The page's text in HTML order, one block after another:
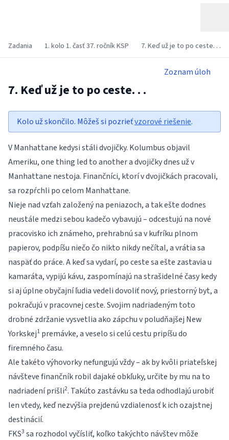
Zadania 1. kolo 1. časť 37. ročník KSP 7. Keď už je to po ceste. . .
Zoznam úloh
7. Keď už je to po ceste. . .
Kolo už skončilo. Môžeš si pozrieťvzorové riešenie.
V Manhattane kedysi stáli dvojičky. Kolumbus objavil
Ameriku, one thing led to another a dvojičky dnes už v
Manhattane nestoja. Finančníci, ktorí v dvojičkách pracovali,
sa rozpŕchli po celom Manhattane.
Nieje nad vzťah založený na peniazoch, a tak ešte dodnes
neustále medzi sebou kadečo vybavujú – odcestujú na nové
pracovisko ich známeho, prehrabnú sa v kufríku plnom
papierov, podpíšu niečo čo nikto nikdy nečítal, a vrátia sa
naspäť do práce. A keď sa vydarí, po ceste sa ešte zastavia u
kamaráta, vypijú kávu, zaspomínajú na strašidelné časy kedy
si aj úplne obyčajní ľudia vedeli dovoliť nový, priestorný byt, a
pokračujú v pracovnej ceste. Svojim nadriadeným toto
drobné zdržanie vysvetlia ako zápchu v poludňajšej New
Yorkskej1 premávke, a veselo si celú cestu pripíšu do
firemného času.
Ale takéto výhovorky nefungujú vždy – ak by kvôli priateľskej
návšteve finančník robil dajaké obkľuky, určite by mu na to
nadriadení prišli2. Takúto zastávku sa teda odhodlajú urobiť
len vtedy, keď nezvýšia prejdenú vzdialenosť k ich ozajstnej
destinácií.
FKS3 sa rozhodol vyčísliť, koľko takýchto návštev môže